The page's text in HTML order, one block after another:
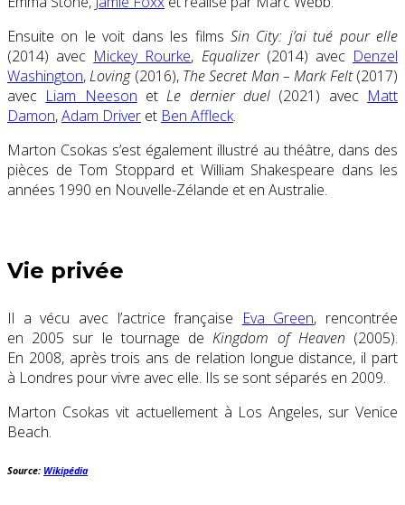
Ensuite on le voit dans les films Sin City: j’ai tué pour elle
(2014) avec Mickey Rourke, Equalizer(2014) avec Denzel
Washington,Loving(2016), The Secret Man – Mark Felt(2017)
avec Liam Neeson etLe dernier duel (2021) avec Matt
Damon,Adam Driver et Ben Affleck.
Marton Csokas s’est également illustré au théâtre, dans des
pièces de Tom Stoppard et William Shakespeare dans les
années 1990 en Nouvelle-Zélande et en Australie.
Vie privée
Il a vécu avec l’actrice française Eva Green, rencontrée
en 2005 sur le tournage deKingdom of Heaven (2005).
En 2008, après trois ans de relation longue distance, il part
à Londres pour vivre avec elle. Ils se sont séparés en 2009.
Marton Csokas vit actuellement à Los Angeles, sur Venice
Beach.
Source: Wikipédia